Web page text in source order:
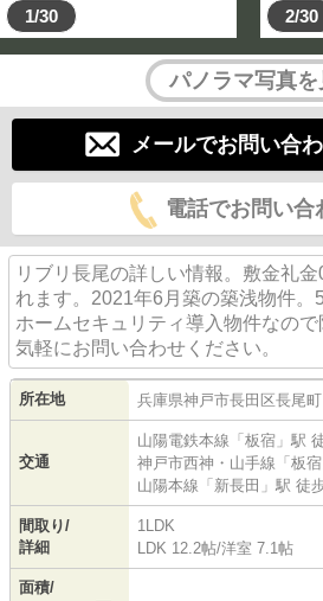
1/30 2/30
パノラマ写真を
メールでお問い合
電話でお問い合
リブリ長尾の詳しい情報。敷金礼
れます。2021年6月築の築浅物件。
ホームセキュリティ導入物件なの
気軽にお問い合わせください。
所在地 兵庫県神戸市長田区長尾町
交通
山陽電鉄本線 「 板宿 」駅
神戸市西神・山手線 「 板宿
山陽本線 「 新長田 」駅 徒
間取り/
詳細
1LDK
LDK 12.2帖/洋室 7.1帖
面積/